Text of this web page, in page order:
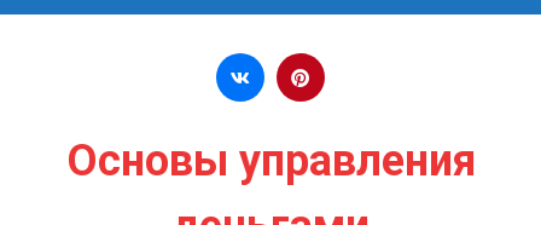
Перейти к содержимому
Основы управления